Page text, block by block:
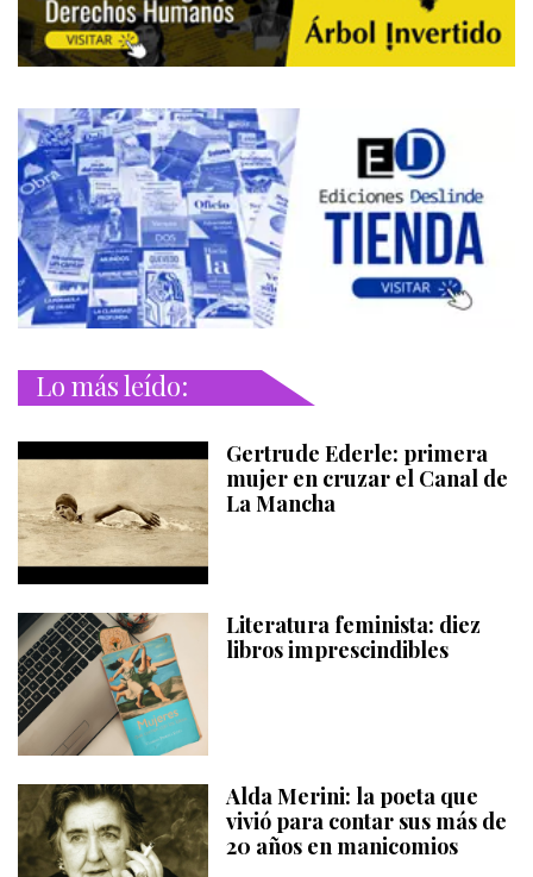
Lo más leído:
Gertrude Ederle: primera
mujer en cruzar el Canal de
La Mancha
Literatura feminista: diez
libros imprescindibles
Alda Merini: la poeta que
vivió para contar sus más de
20 años en manicomios